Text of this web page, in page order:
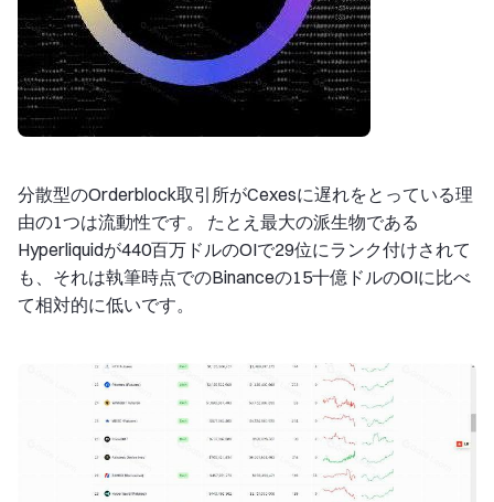
分散型のOrderblock取引所がCexesに遅れをとっている理
由の1つは流動性です。 たとえ最大の派生物である
Hyperliquidが440百万ドルのOIで29位にランク付けされて
も、それは執筆時点でのBinanceの15十億ドルのOIに比べ
て相対的に低いです。